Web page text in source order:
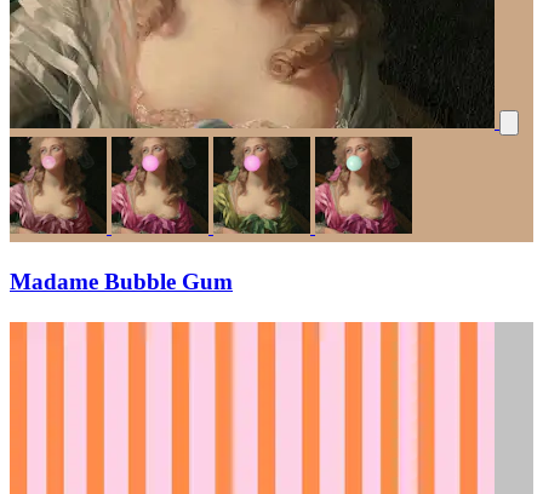
Madame Bubble Gum